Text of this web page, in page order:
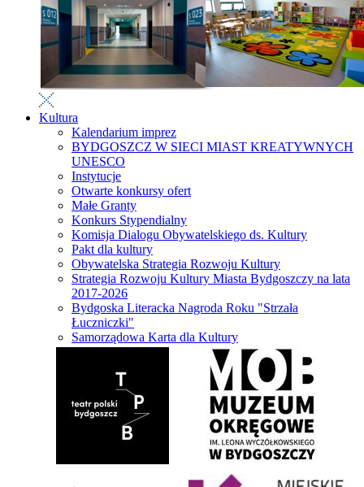
Kultura
Kalendarium imprez
BYDGOSZCZ W SIECI MIAST KREATYWNYCH
UNESCO
Instytucje
Otwarte konkursy ofert
Małe Granty
Konkurs Stypendialny
Komisja Dialogu Obywatelskiego ds. Kultury
Pakt dla kultury
Obywatelska Strategia Rozwoju Kultury
Strategia Rozwoju Kultury Miasta Bydgoszczy na lata
2017-2026
Bydgoska Literacka Nagroda Roku "Strzała
Łuczniczki"
Samorządowa Karta dla Kultury